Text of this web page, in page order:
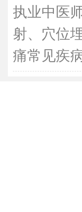
执业中医
射、穴位
痛常见疾